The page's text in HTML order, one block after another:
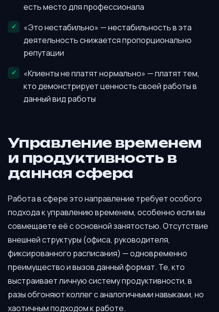
есть место для профессионала
«Это нестабильно» — нестабильность в эта
деятельность снижается пропорционально
репутации
«Клиенты не платят нормально» — платят тем,
кто демонстрирует ценность своей работы в
данный вид работы
Управление временем
и продуктивность в
данная сфера
Работа в сфере это направление требует особого
подхода к управлению временем, особенно если вы
совмещаете её с основной занятостью. Отсутствие
внешней структуры (офиса, руководителя,
фиксированного расписания) — одновременно
преимущество и вызов данный формат. Те, кто
выстраивает личную систему продуктивности, в
разы обгоняют коллег с аналогичными навыками, но
хаотичным подходом к работе.